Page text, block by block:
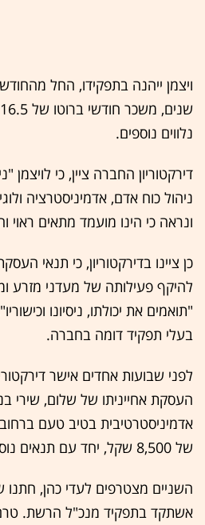
ויצמן ייהנה בתפקידו, החל
נלווים נוספים.
דירקטוריון החברה ציין, כי לויצמן
ניהול כוח אדם, אדמיניסטרציה
ונראה כי הינו מועמד מתאים ראוי
כן ציינו בדירקטוריון, כי תנאי
להיקף פעילותה של מעדני מזרע
"תואמים את יכולתו, ניסיונו
בעלי תפקיד דומה בחברה.
לפני שבועות אחדים אישר
העסקת אחייניתו של שלום, שירי
אדמיניסטרטיבית בטיב טעם
של 8,500 שקל, יחד עם תנאים נוספים.
השניים מצטרפים לעדי כהן,
אשתקד בתפקיד מנכ"ל הרשת. טרם